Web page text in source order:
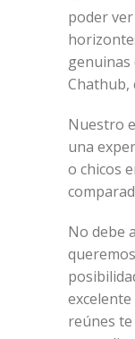
poder
genuinas
Chathub,
Nuestro
una
o chicos
No debe
reúnes